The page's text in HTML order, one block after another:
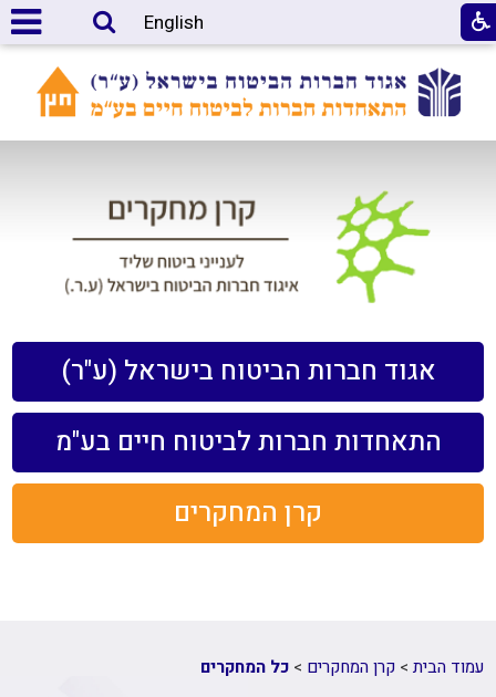
English
אגוד חברות הביטוח בישראל (ע"ר)
התאחדות חברות לביטוח חיים בע"מ
קרן המחקרים
עמוד הבית > קרן המחקרים >כל המחקרים